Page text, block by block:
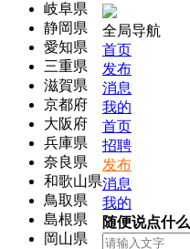
岐阜県
静岡県
愛知県
三重県
滋賀県
京都府
大阪府
兵庫県
奈良県
和歌山県
鳥取県
島根県
岡山県
全局导航
首页
发布
消息
我的
首页
招聘
发布
消息
我的
随便说点什么